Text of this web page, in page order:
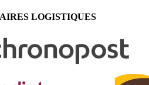
LOGISTIQUES